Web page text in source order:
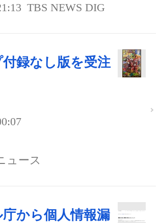
TBS NEWS DIG
録なし版を受注
ュース
から個人情報漏